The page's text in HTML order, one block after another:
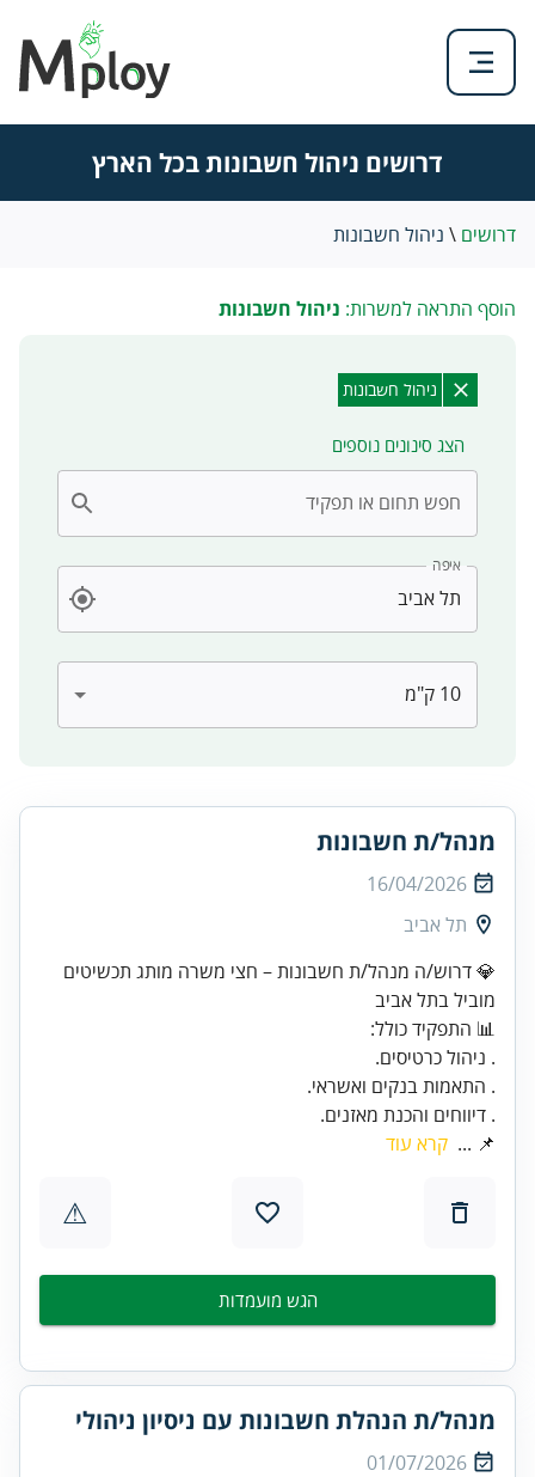
דרושים ניהול חשבונות בכל הארץ
דרושים \ ניהול חשבונות
הוסף התראה למשרות: ניהול חשבונות
ניהול חשבונות
הצג סינונים נוספים
חפש תחום או תפקיד
איפה
מנהל/ת חשבונות
16/04/2026
תל אביב
💎 דרוש/ה מנהל/ת חשבונות – חצי משרה מותג תכשיטים
מוביל בתל אביב
. דיווחים והכנת מאזנים.
📌 ... קרא עוד
⚠
הגש מועמדות
מנהל/ת הנהלת חשבונות עם ניסיון ניהולי
01/07/2026